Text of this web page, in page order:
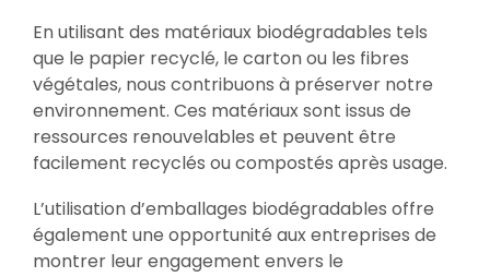
En utilisant des matériaux biodégradables tels
que le papier recyclé, le carton ou les fibres
végétales, nous contribuons à préserver notre
environnement. Ces matériaux sont issus de
ressources renouvelables et peuvent être
facilement recyclés ou compostés après usage.
L’utilisation d’emballages biodégradables offre
également une opportunité aux entreprises de
montrer leur engagement envers le